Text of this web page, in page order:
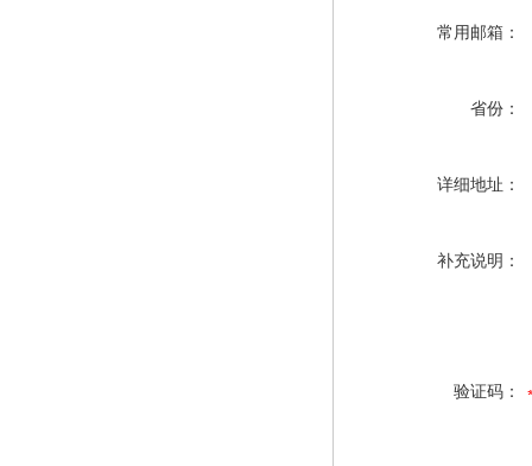
常用邮箱：
省份：
详细地址：
补充说明：
验证码：